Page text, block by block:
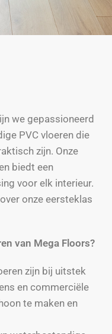
we gepassioneerd
PVC vloeren die
zijn. Onze
biedt een
voor elk interieur.
onze eersteklas
van Mega Floors?
zijn bij uitstek
en commerciële
te maken en